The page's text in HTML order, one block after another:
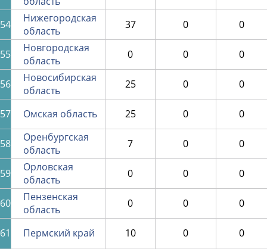
54
Нижегородская
область
37 0 0
55
Новгородская
область
0 0 0
56
Новосибирская
область
25 0 0
57 Омская область 25 0 0
58
Оренбургская
область
7 0 0
59
Орловская
область
0 0 0
60
Пензенская
область
0 0 0
61 Пермский край 10 0 0